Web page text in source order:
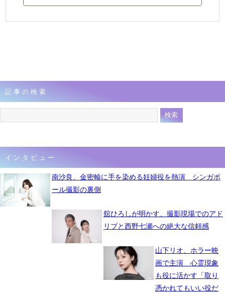
記事の検索
インタビュー
南沙良、金密輸に手を染める妊婦役を熱演 シンガポ
ール撮影の裏側
舘ひろしが明かす、撮影現場でのアド
リブと西野七瀬への絶大な信頼感
山下リオ、ホラー映
画で主演 心霊現象
も役に活かす「取り
憑かれてもいい役だ